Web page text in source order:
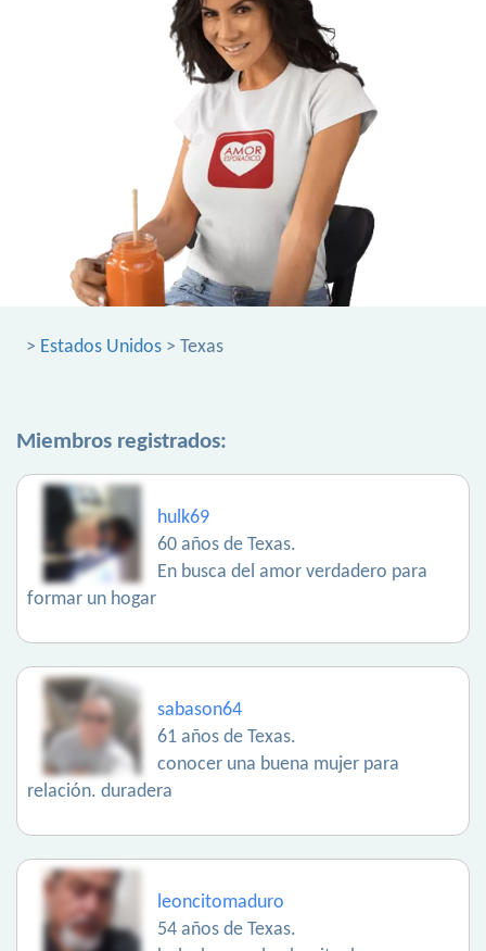
> Estados Unidos > Texas
Miembros registrados:
hulk69
60 años de Texas.
En busca del amor verdadero para
formar un hogar
sabason64
61 años de Texas.
conocer una buena mujer para
relación. duradera
leoncitomaduro
54 años de Texas.